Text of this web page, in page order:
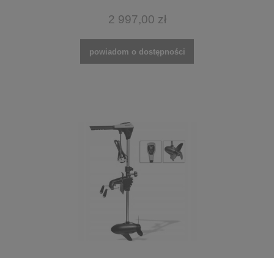
2 997,00 zł
powiadom o dostępności